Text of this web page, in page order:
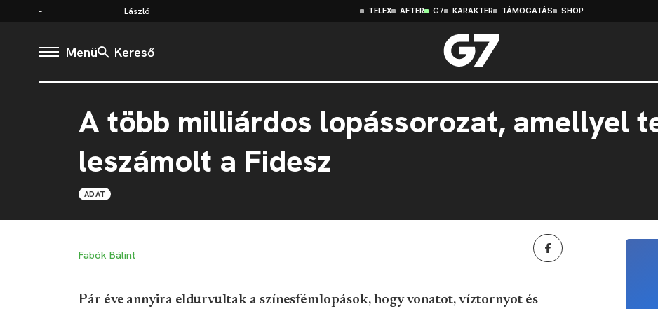
László TELEX AFTER G7 KARAKTER TÁMOGATÁS SHOP
Menü Kereső
A több milliárdos lopássorozat, amellyel
leszámolt a Fidesz
ADAT
Fabók Bálint
Pár éve annyira eldurvultak a színesfémlopások, hogy vonatot, víztornyot és